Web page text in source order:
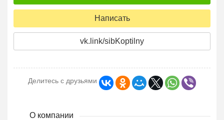
Написать
vk.link/sibKoptilny
Делитесь с друзьями
О компании